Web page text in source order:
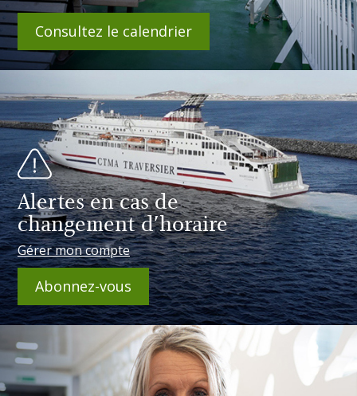
Consultez le calendrier
Alertes en cas de
changement d'horaire
Gérer mon compte
Abonnez-vous